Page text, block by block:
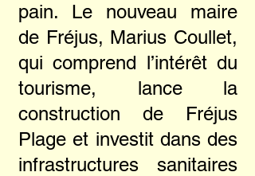
pain. Le nouveau maire
de Fréjus, Marius Coullet,
qui comprend l’intérêt du
tourisme, lance la
construction de Fréjus
Plage et investit dans des
infrastructures sanitaires